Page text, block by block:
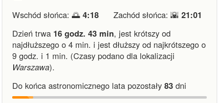
Wschód słońca: 🌅 4:18 Zachód słońca: 🌇 21:01
Dzień trwa 16 godz. 43 min, jest krótszy od
najdłuższego o 4 min. i jest dłuższy od najkrótszego o
9 godz. i 1 min. (Czasy podano dla lokalizacji
Warszawa).
Do końca astronomicznego lata pozostały 83 dni